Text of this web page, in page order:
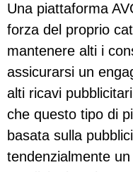
Una piattaforma
forza del proprio
mantenere alti i
assicurarsi un
alti ricavi
che questo tipo di
basata sulla
tendenzialmente